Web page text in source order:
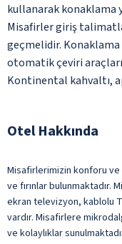
kullanarak konaklama
Misafirler giriş
geçmelidir.
otomatik çeviri
Kontinental kahvaltı,
Otel Hakkında
Misafirlerimizin konforu ve
ve fırınlar
ekran televizyon, kablolu
vardır. Misafirlere
ve kolaylıklar